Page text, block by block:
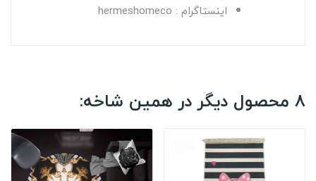
اینستاگرام : hermeshomeco
8 محصول دیگر در همین شاخه: